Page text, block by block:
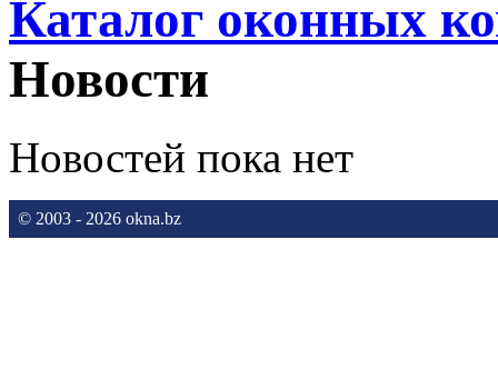
Каталог оконных
Новости
Новостей пока нет
© 2003 - 2026 okna.bz